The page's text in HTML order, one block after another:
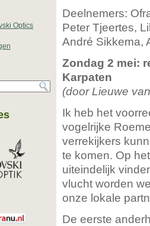
Optics
Deelnemers:
Peter Tjeertes,
André Sikkema,
Zondag 2 mei:
Karpaten
(door Lieuwe
Ik heb het
vogelrijke
verrekijkers
te komen. Op
uiteindelijk
vlucht worden
onze lokale
De eerste